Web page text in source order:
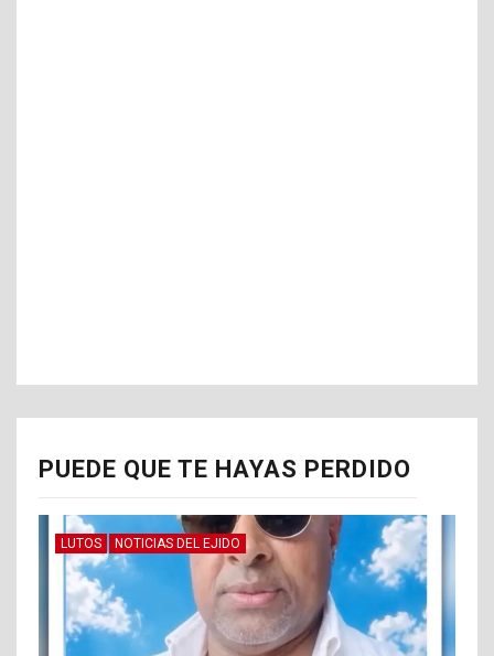
PUEDE QUE TE HAYAS PERDIDO
LUTOS NOTICIAS DEL EJIDO